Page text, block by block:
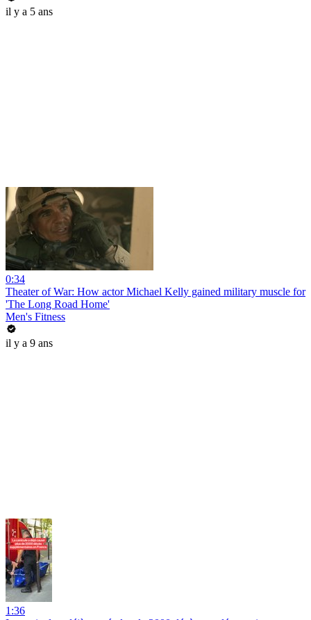
il y a 5 ans
0:34
Theater of War: How actor Michael Kelly gained military muscle for
'The Long Road Home'
Men's Fitness
il y a 9 ans
1:36